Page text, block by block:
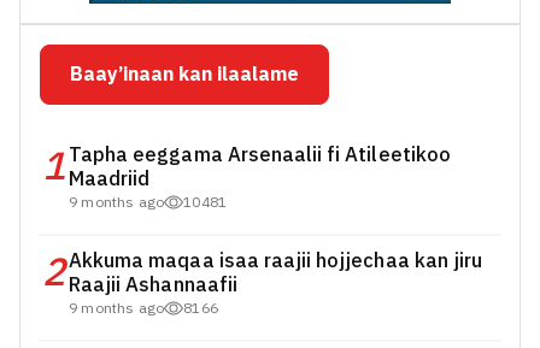
Baay’inaan kan ilaalame
1Tapha eeggama Arsenaalii fi Atileetikoo
Maadriid
9 months ago 10481
2Akkuma maqaa isaa raajii hojjechaa kan jiru
Raajii Ashannaafii
9 months ago 8166